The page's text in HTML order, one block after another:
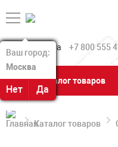
Ваш город:
Москва
Нет Да
Ваш город:
Москва
Нет Да
+7 800 555
Каталог товаров
Каталог товаров